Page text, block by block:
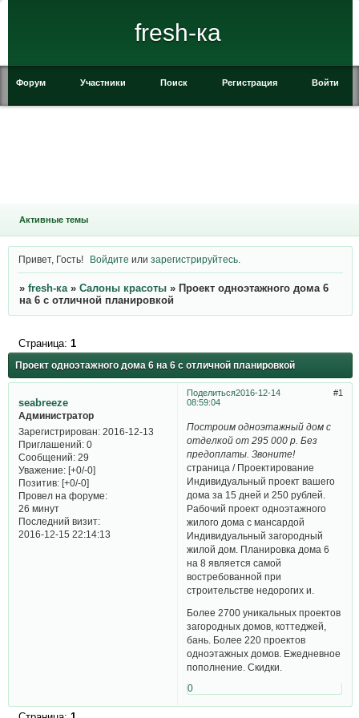
fresh-ка
Форум Участники Поиск Регистрация Войти
Активные темы
Привет, Гость! Войдите илизарегистрируйтесь
» fresh-ка » Салоны красоты » Проект одноэтажного дома 6
на 6 с отличной планировкой
Проект одноэтажного дома 6 на 6 с отличной планировкой
Страница: 1
Поделиться 1
2016-12-14
08:59:04
seabreeze
Администратор
Зарегистрирован: 2016-12-13
Приглашений:0
Сообщений:29
Уважение: [+0/-0]
Позитив: [+0/-0]
Провел на форуме:
26 минут
Последний визит:
2016-12-15 22:14:13
Построим одноэтажный дом с
отделкой от 295 000 р. Без
предоплаты. Звоните!
страница / Проектирование
Индивидуальный проект вашего
дома за 15 дней и 250 рублей.
Рабочий проект одноэтажного
жилого дома с мансардой
Индивидуальный загородный
жилой дом. Планировка дома 6
на 8 является самой
востребованной при
строительстве недорогих и.
Более 2700 уникальных проектов
загородных домов, коттеджей,
бань. Более 220 проектов
одноэтажных домов. Ежедневное
пополнение. Скидки.
0